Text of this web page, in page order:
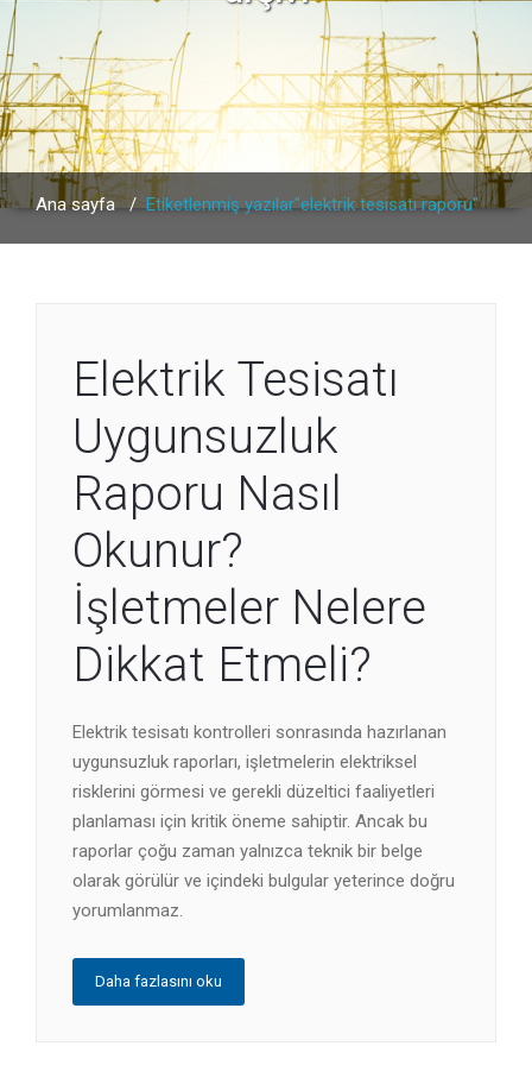
Ana sayfa/Etiketlenmiş yazılar"elektrik tesisatı raporu"
Elektrik Tesisatı
Uygunsuzluk
Raporu Nasıl
Okunur?
İşletmeler Nelere
Dikkat Etmeli?
Elektrik tesisatı kontrolleri sonrasında hazırlanan
uygunsuzluk raporları, işletmelerin elektriksel
risklerini görmesi ve gerekli düzeltici faaliyetleri
planlaması için kritik öneme sahiptir. Ancak bu
raporlar çoğu zaman yalnızca teknik bir belge
olarak görülür ve içindeki bulgular yeterince doğru
yorumlanmaz.
Daha fazlasını oku